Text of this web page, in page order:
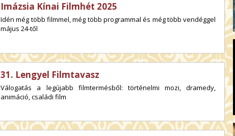
Imázsia Kínai Filmhét 2025
Idén még több filmmel, még több programmal és még több vendéggel
május 24-től
31. Lengyel Filmtavasz
Válogatás a legújabb filmtermésből: történelmi mozi, dramedy,
animáció, családi film